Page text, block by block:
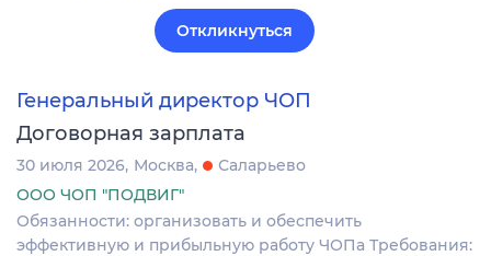
Откликнуться
Генеральный директор ЧОП
Договорная зарплата
30 июля 2026 Москва
Саларьево
ООО ЧОП "ПОДВИГ"
Обязанности: организовать и обеспечить
эффективную и прибыльную работу ЧОПа Требования: